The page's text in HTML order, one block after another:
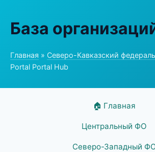
База
Главная » Северо-Кавказский
Portal Portal Hub
🏠 Главная
Центральный ФО
Северо-Западный